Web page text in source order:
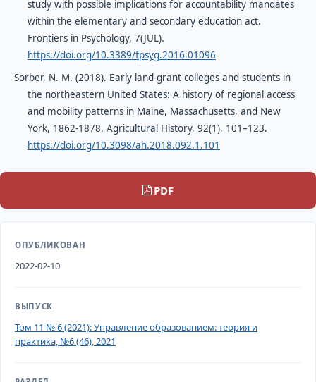
study with possible implications for accountability mandates
within the elementary and secondary education act.
Frontiers in Psychology, 7(JUL).
https://doi.org/10.3389/fpsyg.2016.01096
Sorber, N. M. (2018). Early land-grant colleges and students in
the northeastern United States: A history of regional access
and mobility patterns in Maine, Massachusetts, and New
York, 1862-1878. Agricultural History, 92(1), 101–123.
https://doi.org/10.3098/ah.2018.092.1.101
PDF
ОПУБЛИКОВАН
2022-02-10
ВЫПУСК
Том 11 № 6 (2021): Управление образованием: теория и
практика, №6 (46), 2021